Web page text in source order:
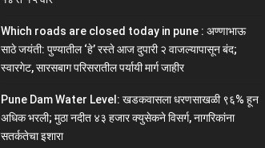
Which roads are closed today in pune : अण्णाभाऊ
साठे जयंती: पुण्यातील ‘हे’ रस्ते आज दुपारी २ वाजल्यापासून बंद;
स्वारगेट, सारसबाग परिसरातील पर्यायी मार्ग जाहीर
Pune Dam Water Level: खडकवासला धरणसाखळी ९६% हून
अधिक भरली; मुठा नदीत ४३ हजार क्युसेकने विसर्ग, नागरिकांना
सतर्कतेचा इशारा